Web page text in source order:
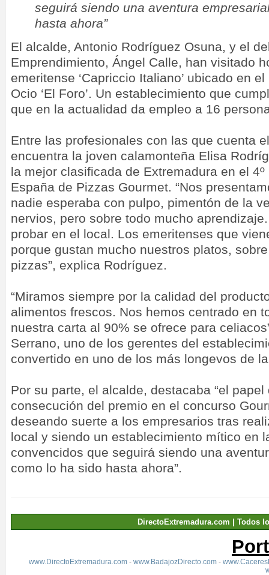
seguirá siendo una aventura
hasta ahora”
El alcalde, Antonio Rodríguez Osuna, y el
Emprendimiento, Ángel Calle, han visitado
emeritense ‘Capriccio Italiano’ ubicado en
Ocio ‘El Foro’. Un establecimiento que
que en la actualidad da empleo a 16
Entre las profesionales con las que cuenta
encuentra la joven calamonteña Elisa
la mejor clasificada de Extremadura en el
España de Pizzas Gourmet. “Nos
nadie esperaba con pulpo, pimentón de la
nervios, pero sobre todo mucho
probar en el local. Los emeritenses que
porque gustan mucho nuestros platos,
pizzas”, explica Rodríguez.
“Miramos siempre por la calidad del
alimentos frescos. Nos hemos centrado en
nuestra carta al 90% se ofrece para
Serrano, uno de los gerentes del
convertido en uno de los más longevos de
Por su parte, el alcalde, destacaba “el
consecución del premio en el concurso
deseando suerte a los empresarios tras
local y siendo un establecimiento mítico en
convencidos que seguirá siendo una
como lo ha sido hasta ahora”.
DirectoExtremadura.com | Todos
www.DirectoExtremadura.com- www.BadajozDirecto.com-